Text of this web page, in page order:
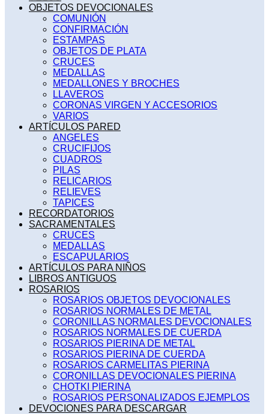
OBJETOS DEVOCIONALES
COMUNIÓN
CONFIRMACIÓN
ESTAMPAS
OBJETOS DE PLATA
CRUCES
MEDALLAS
MEDALLONES Y BROCHES
LLAVEROS
CORONAS VIRGEN Y ACCESORIOS
VARIOS
ARTÍCULOS PARED
ANGELES
CRUCIFIJOS
CUADROS
PILAS
RELICARIOS
RELIEVES
TAPICES
RECORDATORIOS
SACRAMENTALES
CRUCES
MEDALLAS
ESCAPULARIOS
ARTÍCULOS PARA NIÑOS
LIBROS ANTIGUOS
ROSARIOS
ROSARIOS OBJETOS DEVOCIONALES
ROSARIOS NORMALES DE METAL
CORONILLAS NORMALES DEVOCIONALES
ROSARIOS NORMALES DE CUERDA
ROSARIOS PIERINA DE METAL
ROSARIOS PIERINA DE CUERDA
ROSARIOS CARMELITAS PIERINA
CORONILLAS DEVOCIONALES PIERINA
CHOTKI PIERINA
ROSARIOS PERSONALIZADOS EJEMPLOS
DEVOCIONES PARA DESCARGAR